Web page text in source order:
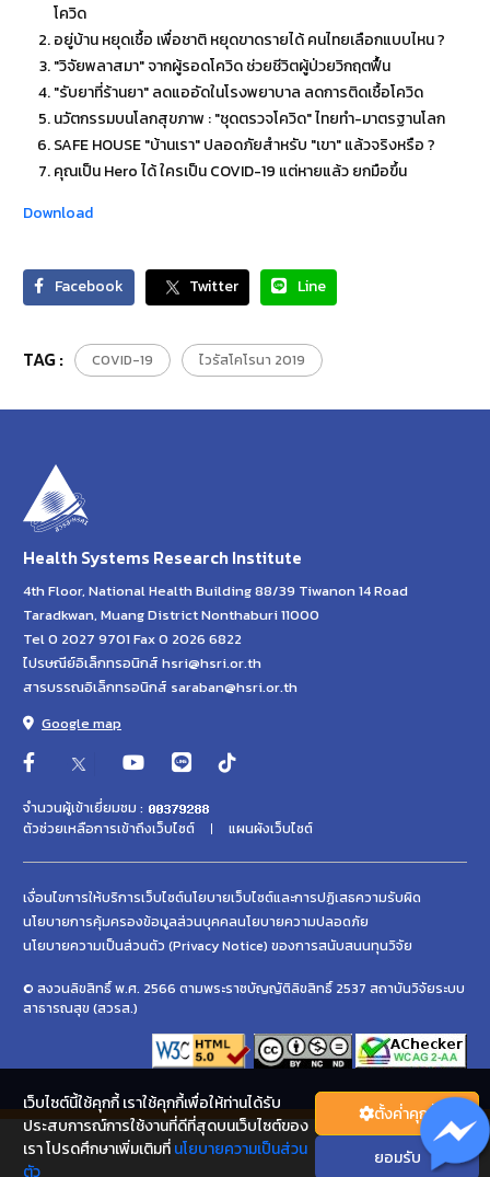
โควิด
อยู่บ้าน หยุดเชื้อ เพื่อชาติ หยุดขาดรายได้ คนไทยเลือกแบบไหน ?
"วิจัยพลาสมา" จากผู้รอดโควิด ช่วยชีวิตผู้ป่วยวิกฤตฟื้น
"รับยาที่ร้านยา" ลดแออัดในโรงพยาบาล ลดการติดเชื้อโควิด
นวัตกรรมบนโลกสุขภาพ : "ชุดตรวจโควิด" ไทยทำ-มาตรฐานโลก
SAFE HOUSE "บ้านเรา" ปลอดภัยสำหรับ "เขา" แล้วจริงหรือ ?
คุณเป็น Hero ได้ ใครเป็น COVID-19 แต่หายแล้ว ยกมือขึ้น
Download
Facebook Twitter Line
TAG : COVID-19 ไวรัสโคโรนา 2019
Health Systems Research Institute
4th Floor, National Health Building 88/39 Tiwanon 14 Road
Taradkwan, Muang District Nonthaburi 11000
Tel 0 2027 9701 Fax 0 2026 6822
ไปรษณีย์อิเล็กทรอนิกส์ hsri@hsri.or.th
สารบรรณอิเล็กทรอนิกส์ saraban@hsri.or.th
Google map
จำนวนผู้เข้าเยี่ยมชม :
ตัวช่วยเหลือการเข้าถึงเว็บไซต์
แผนผังเว็บไซต์
เงื่อนไขการให้บริการเว็บไซต์นโยบายเว็บไซต์และการปฏิเสธความรับผิด
นโยบายการคุ้มครองข้อมูลส่วนบุคคลนโยบายความปลอดภัย
นโยบายความเป็นส่วนตัว (Privacy Notice) ของการสนับสนนทุนวิจัย
© สงวนลิขสิทธิ์ พ.ศ. 2566 ตามพระราชบัญญัติลิขสิทธิ์ 2537 สถาบันวิจัยระบบ
สาธารณสุข (สวรส.)
เว็บไซต์นี้ใช้คุกกี้ เราใช้คุกกี้เพื่อให้ท่านได้รับ
ประสบการณ์การใช้งานที่ดีที่สุดบนเว็บไซต์ของ
เรา โปรดศึกษาเพิ่มเติมที่นโยบายความเป็นส่วน
ตัว
ตั้งค่่าคุกกี้
ยอมรับ